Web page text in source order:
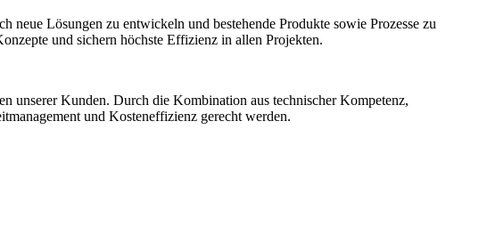
Lösungen zu entwickeln und bestehende Produkte sowie Prozesse zu
und sichern höchste Effizienz in allen Projekten.
unserer Kunden. Durch die Kombination aus technischer Kompetenz,
und Kosteneffizienz gerecht werden.